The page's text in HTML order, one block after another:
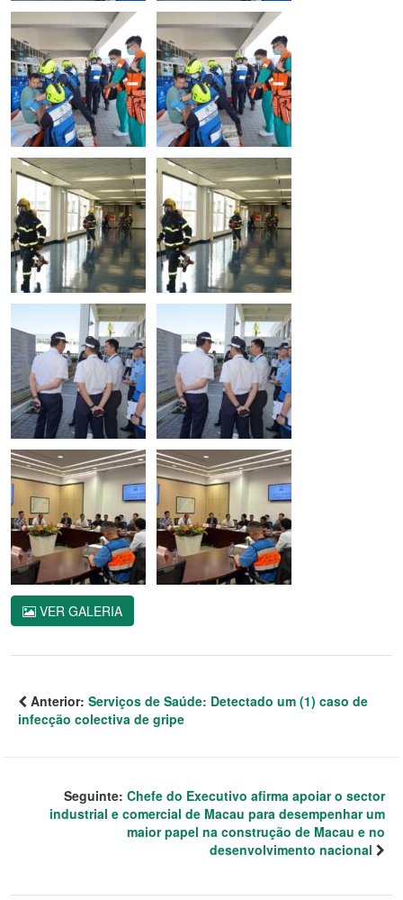
VER GALERIA
Anterior: Serviços de Saúde: Detectado um (1) caso de
infecção colectiva de gripe
Seguinte: Chefe do Executivo afirma apoiar o sector
industrial e comercial de Macau para desempenhar um
maior papel na construção de Macau e no
desenvolvimento nacional